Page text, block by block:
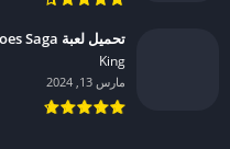
تحميل لعبة Farm Heroes Saga مهكرة للاندرويد 2024
King‏
مارس 13, 2024